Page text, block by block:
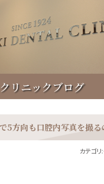
クリニックブログ
5方向も口腔内写真を撮る
カテゴリ: